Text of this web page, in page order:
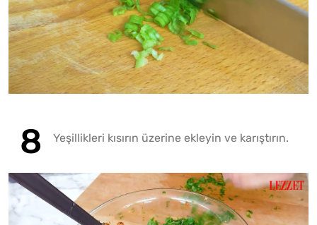
Yeşillikleri kısırın üzerine ekleyin ve karıştırın.